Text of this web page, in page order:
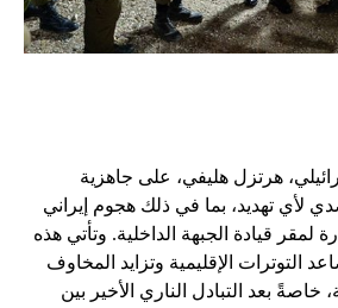
هرتزل هليفي، على جاهزية
لأي تهديد، بما في ذلك هجوم إيراني
لمقر قيادة الجبهة الداخلية. وتأتي هذه
التوترات الإقليمية وتزايد المخاوف
بعد التبادل الناري الأخير بين